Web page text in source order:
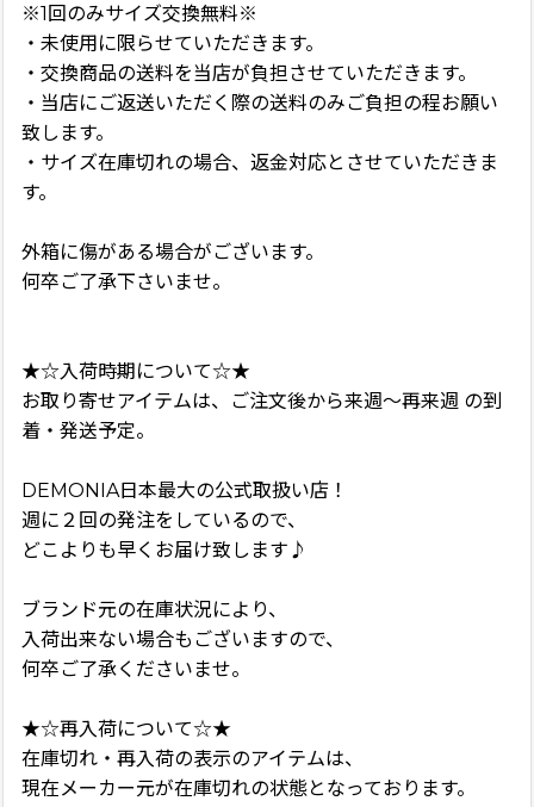
※1回のみサイズ交換無料※
・未使用に限らせていただきます。
・交換商品の送料を当店が負担させていただきます。
・当店にご返送いただく際の送料のみご負担の程お願い
致します。
・サイズ在庫切れの場合、返金対応とさせていただきま
す。
外箱に傷がある場合がございます。
何卒ご了承下さいませ。
★☆入荷時期について☆★
お取り寄せアイテムは、ご注文後から来週〜再来週 の到
着・発送予定。
DEMONIA日本最大の公式取扱い店！
週に２回の発注をしているので、
どこよりも早くお届け致します♪
ブランド元の在庫状況により、
入荷出来ない場合もございますので、
何卒ご了承くださいませ。
★☆再入荷について☆★
在庫切れ・再入荷の表示のアイテムは、
現在メーカー元が在庫切れの状態となっております。